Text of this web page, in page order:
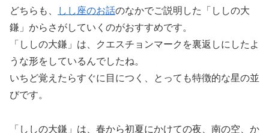
どちらも、 しし座のお話のなかでご説明した「ししの大
鎌」からさがしていくのがおすすめです。
「ししの大鎌」は、クエスチョンマークを裏返しにしたよ
うな形をしているんでしたね。
いちど覚えたらすぐに目につく、とっても特徴的な星の並
びです。
「ししの大鎌」は、春から初夏にかけての夜、南の空、か